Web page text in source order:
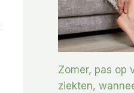
Zomer, pas op
ziekten,